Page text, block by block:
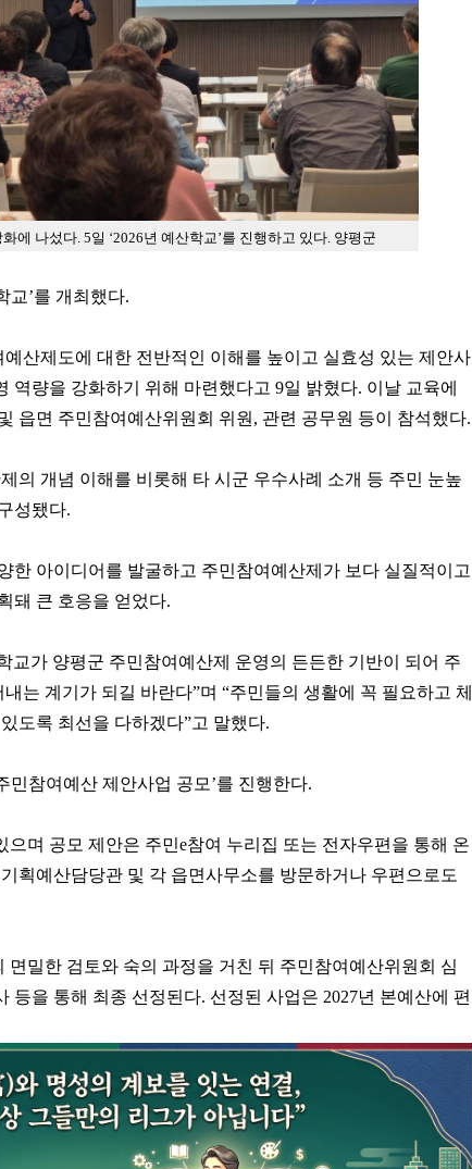
에 나섰다. 5일 ‘2026년 예산학교’를 진행하고 있다. 양평군
교’를 개최했다.
산제도에 대한 전반적인 이해를 높이고 실효성 있는 제안사
역량을 강화하기 위해 마련했다고 9일 밝혔다. 이날 교육에
읍면 주민참여예산위원회 위원, 관련 공무원 등이 참석했다.
의 개념 이해를 비롯해 타 시군 우수사례 소개 등 주민 눈높
성됐다.
한 아이디어를 발굴하고 주민참여예산제가 보다 실질적이고
돼 큰 호응을 얻었다.
교가 양평군 주민참여예산제 운영의 든든한 기반이 되어 주
는 계기가 되길 바란다”며 “주민들의 생활에 꼭 필요하고 체
도록 최선을 다하겠다”고 말했다.
민참여예산 제안사업 공모’를 진행한다.
으며 공모 제안은 주민e참여 누리집 또는 전자우편을 통해 온
획예산담당관 및 각 읍면사무소를 방문하거나 우편으로도
면밀한 검토와 숙의 과정을 거친 뒤 주민참여예산위원회 심
등을 통해 최종 선정된다. 선정된 사업은 2027년 본예산에 편